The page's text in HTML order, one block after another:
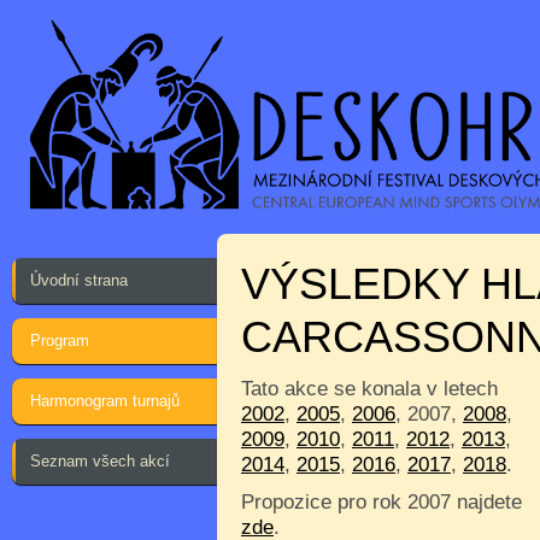
Úvodní strana
Program
Harmonogram turnajů
Seznam všech akcí
VÝSLEDKY
Tato akce se konala v letech
2002, 2005, 2006, 2007, 2008,
2009, 2010, 2011, 2012, 2013,
2014, 2015, 2016, 2017, 2018.
Propozice pro rok 2007 najdete
zde.